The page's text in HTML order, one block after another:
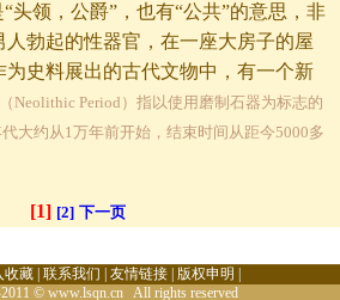
头领，公爵”，也有“公共”的意思，非
勃起的性器官，在一座大房子的屋
史料展出的古代文物中，有一个新
Neolithic Period）指以使用磨制石器为标志的
大约从1万年前开始，结束时间从距今5000多
[1] [2] 下一页
收藏 联系我们 友情链接 版权申明
© www.lsqn.cn All rights reserved